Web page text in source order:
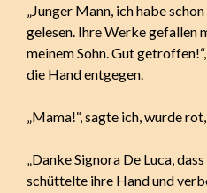
„Junger Mann, ich habe
gelesen. Ihre Werke gefallen
meinem Sohn. Gut
die Hand entgegen.
„Mama!“, sagte ich, wurde
„Danke Signora De Luca,
schüttelte ihre Hand und